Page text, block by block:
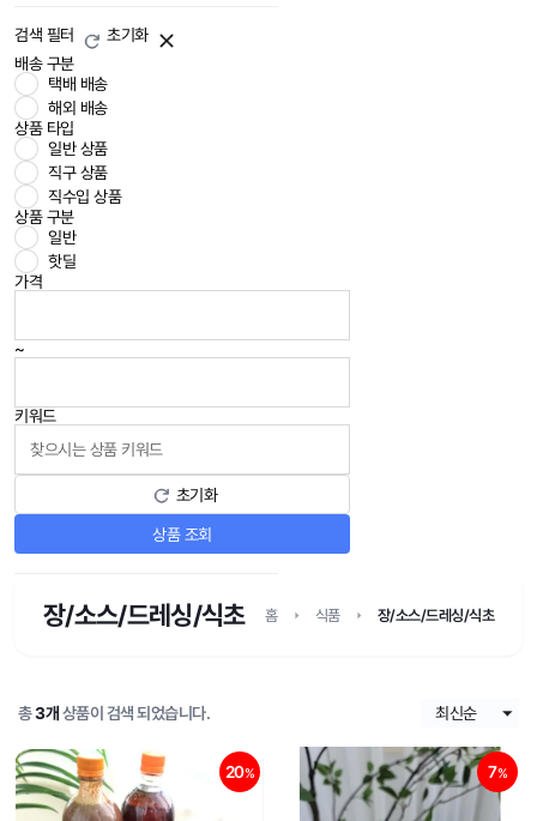
검색 필터
초기화
배송 구분
택배 배송
해외 배송
상품 타입
일반 상품
직구 상품
직수입 상품
상품 구분
일반
핫딜
가격
~
키워드
초기화
상품 조회
장/소스/드레싱/식초 홈 식품 장/소스/드레싱/식초
총3개 상품이 검색 되었습니다.
20% 7%